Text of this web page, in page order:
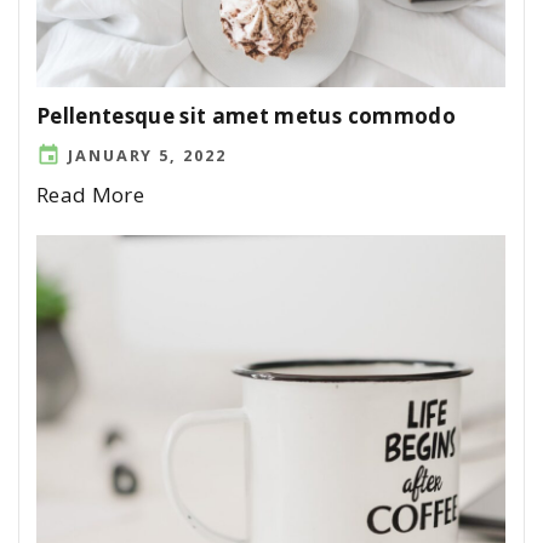
Pellentesque sit amet metus commodo
JANUARY 5, 2022
Read More